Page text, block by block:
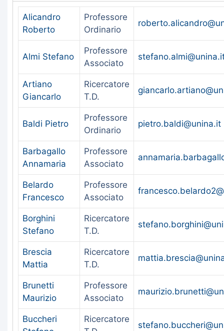
Alicandro
Roberto
Professore
Ordinario
Almi Stefano
Professore
Associato
Artiano
Giancarlo
Ricercatore
T.D.
Baldi Pietro
Professore
Ordinario
pietro.baldi@unina.it
Barbagallo
Annamaria
Professore
Associato
Belardo
Francesco
Professore
Associato
Borghini
Stefano
Ricercatore
T.D.
Brescia
Mattia
Ricercatore
T.D.
Brunetti
Maurizio
Professore
Associato
Buccheri
Ricercatore